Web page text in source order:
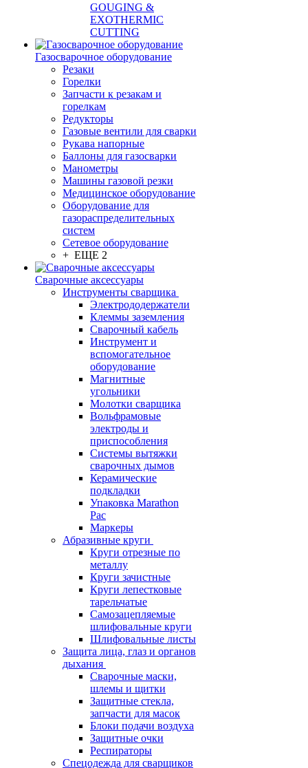
GOUGING &
EXOTHERMIC
CUTTING
Газосварочное оборудование
Резаки
Горелки
Запчасти к резакам и
горелкам
Редукторы
Газовые вентили для сварки
Рукава напорные
Баллоны для газосварки
Манометры
Машины газовой резки
Медицинское оборудование
Оборудование для
газораспределительных
систем
Сетевое оборудование
+ ЕЩЕ 2
Сварочные аксессуары
Инструменты сварщика
Электрододержатели
Клеммы заземления
Сварочный кабель
Инструмент и
вспомогательное
оборудование
Магнитные
угольники
Молотки сварщика
Вольфрамовые
электроды и
приспособления
Системы вытяжки
сварочных дымов
Керамические
подкладки
Упаковка Marathon
Pac
Маркеры
Абразивные круги
Круги отрезные по
металлу
Круги зачистные
Круги лепестковые
тарельчатые
Самозацепляемые
шлифовальные круги
Шлифовальные листы
Защита лица, глаз и органов
дыхания
Сварочные маски,
шлемы и щитки
Защитные стекла,
запчасти для масок
Блоки подачи воздуха
Защитные очки
Респираторы
Спецодежда для сварщиков